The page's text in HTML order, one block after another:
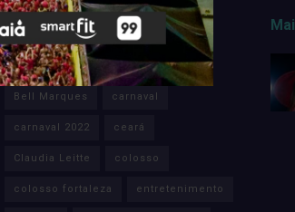
Tags
Anitta Axé Banda Eva
Bell Marques carnaval
carnaval 2022 ceará
Claudia Leitte colosso
colosso fortaleza entretenimento